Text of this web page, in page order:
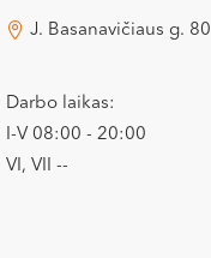
J. Basanavičiaus g. 80
Darbo laikas:
I-V 08:00 - 20:00
VI, VII --